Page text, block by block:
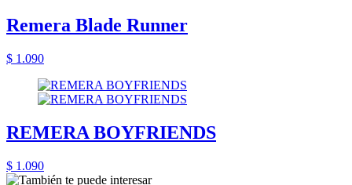
Remera Blade Runner
$ 1.090
REMERA BOYFRIENDS
$ 1.090